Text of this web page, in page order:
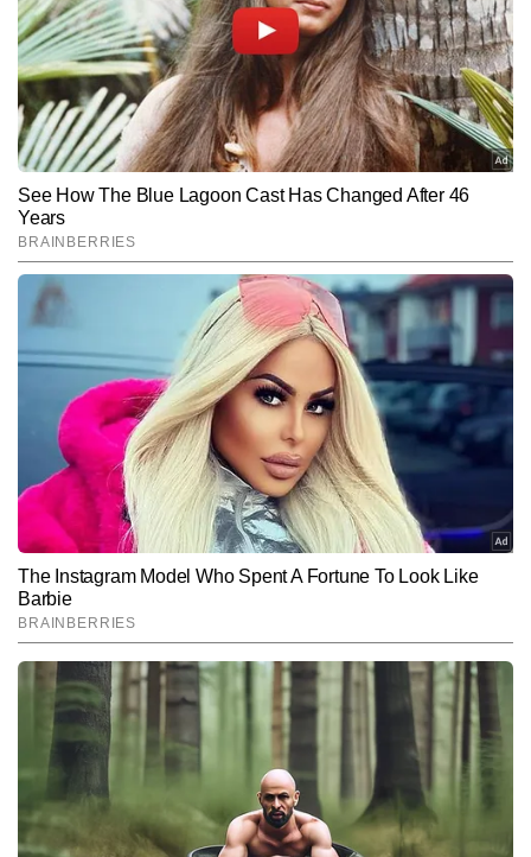
पर्सनल फाइनेंस, बैंकिंग से जुड़ी खबरों पर वह लगातार लिख रही हैं। शिवानी ने
डिजिटल के साथ-साथ न्यूज एजेंसी में भी काम किया है।
Follow Us:
Subscribe to our daily Newsletter!
SUBMIT